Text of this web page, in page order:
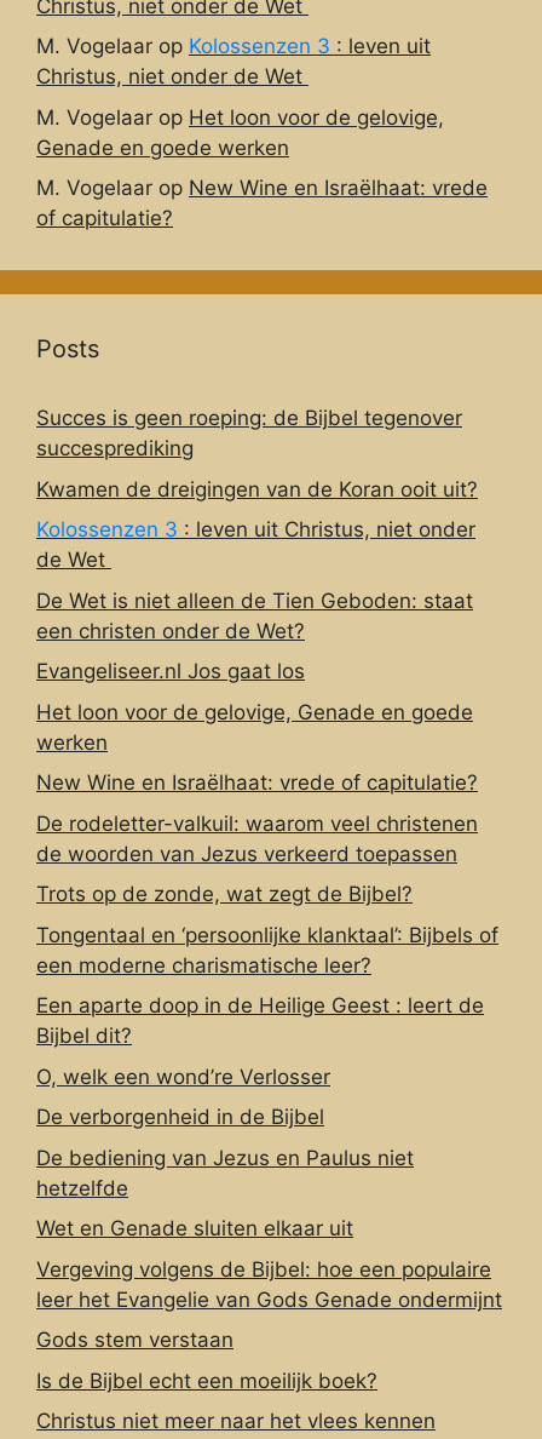
Christus, niet onder de Wet
M. Vogelaar op Kolossenzen 3 : leven uit
Christus, niet onder de Wet
M. Vogelaar op Het loon voor de gelovige,
Genade en goede werken
M. Vogelaar op New Wine en Israëlhaat: vrede
of capitulatie?
Posts
Succes is geen roeping: de Bijbel tegenover
succesprediking
Kwamen de dreigingen van de Koran ooit uit?
Kolossenzen 3 : leven uit Christus, niet onder
de Wet
De Wet is niet alleen de Tien Geboden: staat
een christen onder de Wet?
Evangeliseer.nl Jos gaat los
Het loon voor de gelovige, Genade en goede
werken
New Wine en Israëlhaat: vrede of capitulatie?
De rodeletter-valkuil: waarom veel christenen
de woorden van Jezus verkeerd toepassen
Trots op de zonde, wat zegt de Bijbel?
Tongentaal en ‘persoonlijke klanktaal’: Bijbels of
een moderne charismatische leer?
Een aparte doop in de Heilige Geest : leert de
Bijbel dit?
O, welk een wond’re Verlosser
De verborgenheid in de Bijbel
De bediening van Jezus en Paulus niet
hetzelfde
Wet en Genade sluiten elkaar uit
Vergeving volgens de Bijbel: hoe een populaire
leer het Evangelie van Gods Genade ondermijnt
Gods stem verstaan
Is de Bijbel echt een moeilijk boek?
Christus niet meer naar het vlees kennen